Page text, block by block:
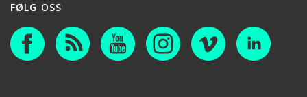
FØLG OSS